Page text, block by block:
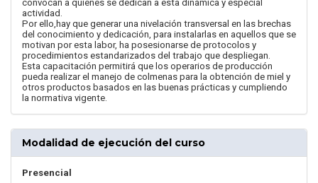
convocan a quienes se dedican a esta dinámica y especial
actividad.
Por ello,hay que generar una nivelación transversal en las brechas
del conocimiento y dedicación, para instalarlas en aquellos que se
motivan por esta labor, ha posesionarse de protocolos y
procedimientos estandarizados del trabajo que despliegan.
Esta capacitación permitirá que los operarios de producción
pueda realizar el manejo de colmenas para la obtención de miel y
otros productos basados en las buenas prácticas y cumpliendo
la normativa vigente.
Modalidad de ejecución del curso
Presencial